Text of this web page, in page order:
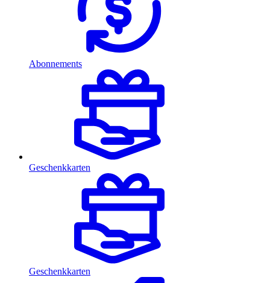
Abonnements
Geschenkkarten
Geschenkkarten